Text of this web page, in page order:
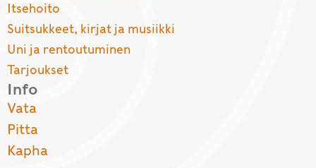
Itsehoito
Suitsukkeet, kirjat ja musiikki
Uni ja rentoutuminen
Tarjoukset
Info
Vata
Pitta
Kapha